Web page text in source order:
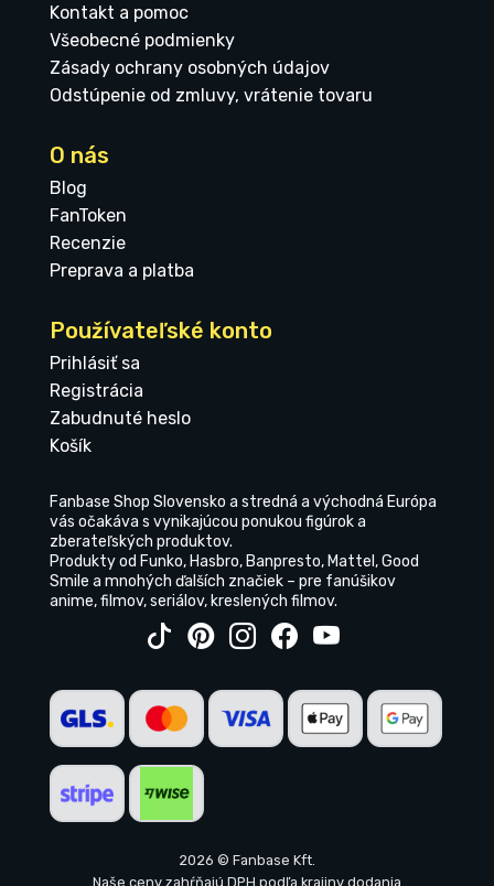
Kontakt a pomoc
Všeobecné podmienky
Zásady ochrany osobných údajov
Odstúpenie od zmluvy, vrátenie tovaru
O nás
Blog
FanToken
Recenzie
Preprava a platba
Používateľské konto
Prihlásiť sa
Registrácia
Zabudnuté heslo
Košík
Fanbase Shop Slovensko a stredná a východná Európa
vás očakáva s vynikajúcou ponukou figúrok a
zberateľských produktov.
Produkty od Funko, Hasbro, Banpresto, Mattel, Good
Smile a mnohých ďalších značiek – pre fanúšikov
anime, filmov, seriálov, kreslených filmov.
2026 © Fanbase Kft.
Naše ceny zahŕňajú DPH podľa krajiny dodania